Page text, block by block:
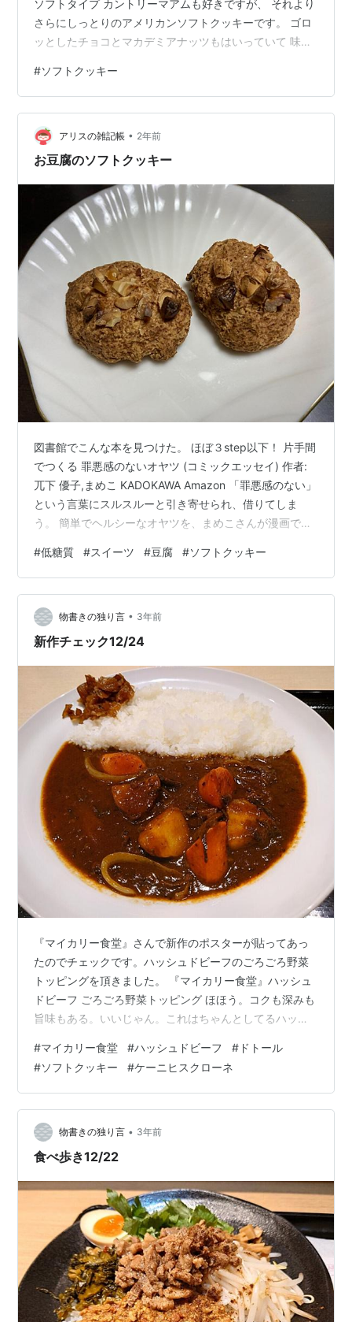
ソフトタイプ カントリーマアムも好きですが、 それより
さらにしっとりのアメリカンソフトクッキーです。 ゴロ
ッとしたチョコとマカデミアナッツもはいっていて 味も
キーに似ています。 日本での主流はサクサクタイプのよ
うで お気に入りのソフトタイプクッキーにはなかなかお
目にかかれない。 輸入食品をあつかうお店では それなり
に種類もあるでしょうが、 近所のスーパーで手軽に買え
るこのクッキーはGood！ このしっとりモチッとチューイ
#ソフトクッキー
アリスの雑記帳 • 2年前
お豆腐のソフトクッキー
図書館でこんな本を見つけた。 ほぼ３step以下！ 片手間
でつくる 罪悪感のないオヤツ (コミックエッセイ) 作者:
兀下 優子,まめこ KADOKAWA Amazon 「罪悪感のない」
という言葉にスルスルーと引き寄せられ、借りてしま
う。 簡単でヘルシーなオヤツを、まめこさんが漫画で紹
たりの本。 家にある材料ですぐにできる簡単で美味しそ
うなレシピがたくさん。 さっそくアレンジして作ってみ
る。 ソフトクッキー 《材料》 ホットケーキミックス
150g 豆腐80g ラカントS大さじ1.5 ミックスナッツ適量
《作り方》 １ ミックスナッツを刻む。 ２…
#低糖質 #スイーツ #豆腐 #ソフトクッキー
物書きの独り言 • 3年前
新作チェック12/24
『マイカリー食堂』さんで新作のポスターが貼ってあっ
たのでチェックです。ハッシュドビーフのごろごろ野菜
トッピングを頂きました。 『マイカリー食堂』ハッシュ
ドビーフ ごろごろ野菜トッピング ほほう。コクも深みも
旨味もある。いいじゃん。これはちゃんとしてるハッシ
安定なんですから。トッピングしたごろごろ野菜も、野
菜の味が感じられるのが良いです。気になる点は、ビー
フが塊として入ってないことかなぁ。細切れでは入って
るのんだけど。せめて薄切りで入れて欲しかったです
ね。とはいえ、総合点は十分に満足の域かと思います。
さて、この前『タリーズ』さんでソフトクッキーを…
#マイカリー食堂 #ハッシュドビーフ # ドトール
#ソフトクッキー #ケーニヒスクローネ
物書きの独り言 • 3年前
食べ歩き12/22